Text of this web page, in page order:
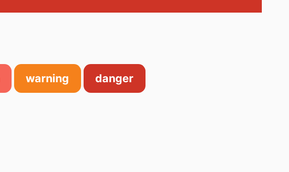
warning danger